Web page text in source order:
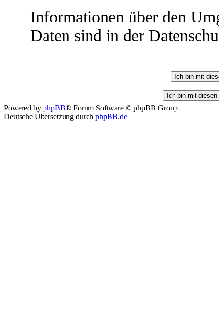
Informationen über den
Daten sind in der
Powered by phpBB® Forum Software © phpBB Group
Deutsche Übersetzung durch phpBB.de